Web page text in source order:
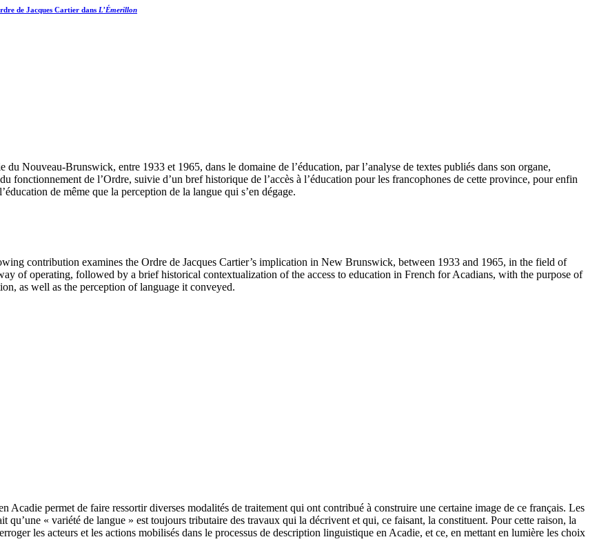
de Jacques Cartier dans L’Émerillon
Nouveau-Brunswick, entre 1933 et 1965, dans le domaine de l’éducation, par l’analyse de textes publiés dans son organe,
fonctionnement de l’Ordre, suivie d’un bref historique de l’accès à l’éducation pour les francophones de cette province, pour enfin
de même que la perception de la langue qui s’en dégage.
contribution examines the Ordre de Jacques Cartier’s implication in New Brunswick, between 1933 and 1965, in the field of
of operating, followed by a brief historical contextualization of the access to education in French for Acadians, with the purpose of
as well as the perception of language it conveyed.
Acadie permet de faire ressortir diverses modalités de traitement qui ont contribué à construire une certaine image de ce français. Les
qu’une « variété de langue » est toujours tributaire des travaux qui la décrivent et qui, ce faisant, la constituent. Pour cette raison, la
les acteurs et les actions mobilisés dans le processus de description linguistique en Acadie, et ce, en mettant en lumière les choix